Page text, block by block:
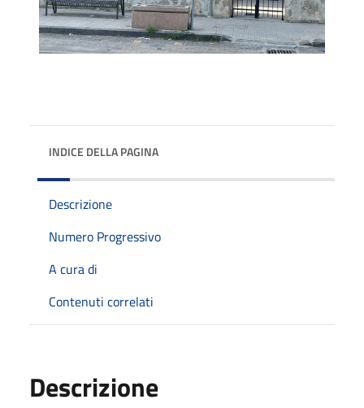
INDICE DELLA PAGINA
Descrizione
Numero Progressivo
A cura di
Contenuti correlati
Descrizione